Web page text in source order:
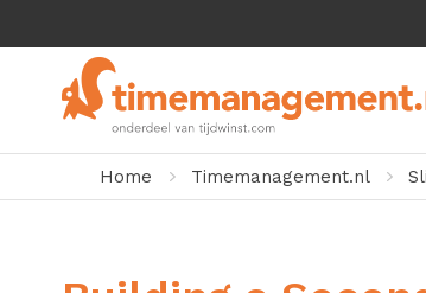
Home Timemanagement.nl